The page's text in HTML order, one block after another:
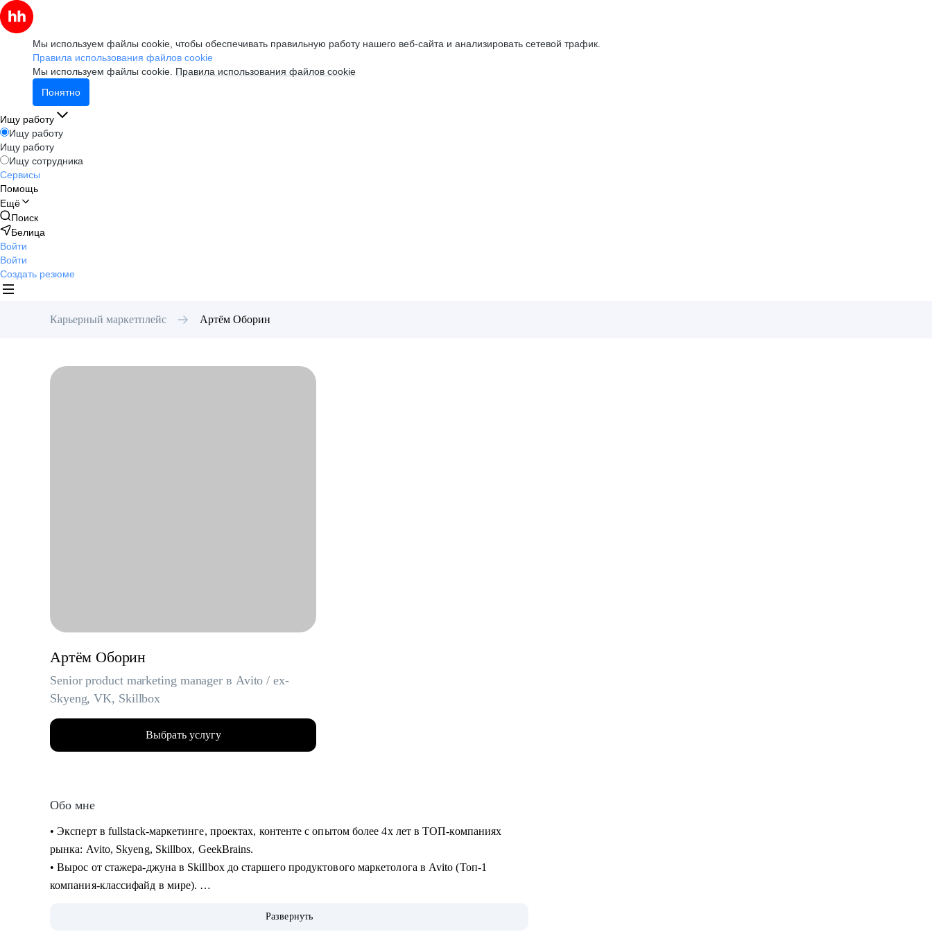
Мы используем файлы cookie, чтобы обеспечивать правильную работу нашего веб-сайта и анализировать сетевой трафик.
Правила использования файлов cookie
Мы используем файлы cookie. Правила использования файлов cookie
Понятно
Ищу работу
Ищу работу
Ищу работу
Ищу сотрудника
Сервисы
Помощь
Ещё
Поиск
Белица
Войти
Войти
Создать резюме
Карьерный маркетплейс Артём Оборин
Артём Оборин
Senior product marketing manager в Avito / ex-
Skyeng, VK, Skillbox
Выбрать услугу
Обо мне
• Эксперт в fullstack-маркетинге, проектах, контенте с опытом более 4х лет в ТОП-компаниях
рынка: Avito, Skyeng, Skillbox, GeekBrains.
• Вырос от стажера-джуна в Skillbox до старшего продуктового маркетолога в Avito (Топ-1
компания-классифайд в мире).
Развернуть